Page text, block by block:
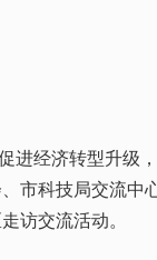
进经济转型升级，
市科技局交流中
访交流活动。